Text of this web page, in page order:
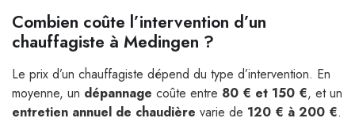
Combien coûte l’intervention d’un
chauffagiste à Medingen ?
Le prix d’un chauffagiste dépend du type d’intervention. En
moyenne, un dépannage coûte entre 80 € et 150 €, et un
entretien annuel de chaudière varie de 120 € à 200 €.